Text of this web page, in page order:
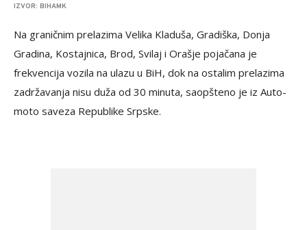
IZVOR: BIHAMK
Na graničnim prelazima Velika Kladuša, Gradiška, Donja
Gradina, Kostajnica, Brod, Svilaj i Orašje pojačana je
frekvencija vozila na ulazu u BiH, dok na ostalim prelazima
zadržavanja nisu duža od 30 minuta, saopšteno je iz Auto-
moto saveza Republike Srpske.